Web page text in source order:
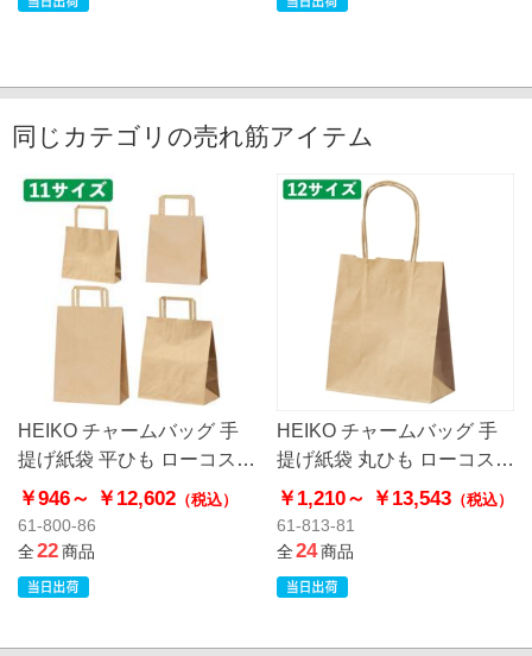
同じカテゴリの売れ筋アイテム
HEIKO チャームバッグ 手
提げ紙袋 平ひも ローコスト
タイプ 茶無地
￥946～ ￥12,602 （税込）
61-800-86
全22商品
HEIKO チャームバッグ 手
提げ紙袋 丸ひも ローコスト
タイプ 茶無地
￥1,210～ ￥13,543（税込）
61-813-81
全24商品